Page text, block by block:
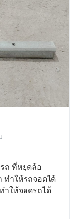
ถ ที่หยุดล้อ
ทำให้รถจอดได้
ำให้จอดรถได้